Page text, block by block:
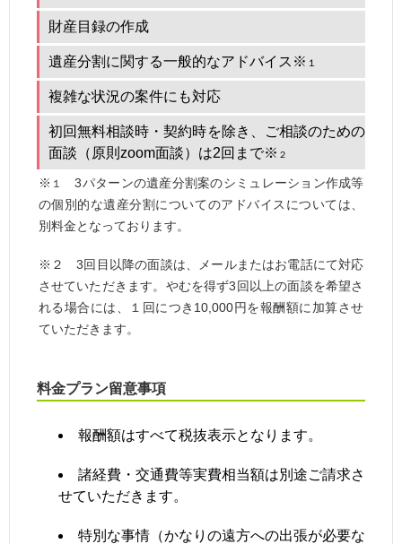
財産目録の作成
遺産分割に関する一般的なアドバイス※ １
複雑な状況の案件にも対応
初回無料相談時・契約時を除き、ご相談のための
面談（原則zoom面談）は2回まで※ ２
※ １
3パターンの遺産分割案のシミュレーション作成等
の個別的な遺産分割についてのアドバイスについては、
別料金となっております。
※ ２
3回目以降の面談は、メールまたはお電話にて対応
させていただきます。やむを得ず3回以上の面談を希望さ
れる場合には、１回につき10,000円を報酬額に加算させ
ていただきます。
料金プラン留意事項
報酬額はすべて税抜表示となります。
諸経費・交通費等実費相当額は別途ご請求さ
せていただきます。
特別な事情（かなりの遠方への出張が必要な